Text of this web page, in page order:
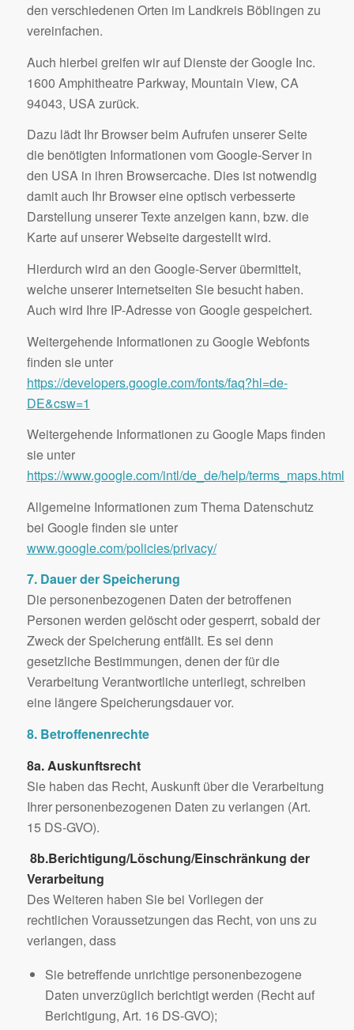
den verschiedenen Orten im Landkreis Böblingen zu
vereinfachen.
Auch hierbei greifen wir auf Dienste der Google Inc.
1600 Amphitheatre Parkway, Mountain View, CA
94043, USA zurück.
Dazu lädt Ihr Browser beim Aufrufen unserer Seite
die benötigten Informationen vom Google-Server in
den USA in ihren Browsercache. Dies ist notwendig
damit auch Ihr Browser eine optisch verbesserte
Darstellung unserer Texte anzeigen kann, bzw. die
Karte auf unserer Webseite dargestellt wird.
Hierdurch wird an den Google-Server übermittelt,
welche unserer Internetseiten Sie besucht haben.
Auch wird Ihre IP-Adresse von Google gespeichert.
Weitergehende Informationen zu Google Webfonts
finden sie unter
https://developers.google.com/fonts/faq?hl=de-
DE&csw=1
Weitergehende Informationen zu Google Maps finden
sie unter
https://www.google.com/intl/de_de/help/terms_maps.html
Allgemeine Informationen zum Thema Datenschutz
bei Google finden sie unter
www.google.com/policies/privacy/
7. Dauer der Speicherung
Die personenbezogenen Daten der betroffenen
Personen werden gelöscht oder gesperrt, sobald der
Zweck der Speicherung entfällt. Es sei denn
gesetzliche Bestimmungen, denen der für die
Verarbeitung Verantwortliche unterliegt, schreiben
eine längere Speicherungsdauer vor.
8. Betroffenenrechte
8a. Auskunftsrecht
Sie haben das Recht, Auskunft über die Verarbeitung
Ihrer personenbezogenen Daten zu verlangen (Art.
15 DS-GVO).
8b.Berichtigung/Löschung/Einschränkung der
Verarbeitung
Des Weiteren haben Sie bei Vorliegen der
rechtlichen Voraussetzungen das Recht, von uns zu
verlangen, dass
Sie betreffende unrichtige personenbezogene
Daten unverzüglich berichtigt werden (Recht auf
Berichtigung, Art. 16 DS-GVO);